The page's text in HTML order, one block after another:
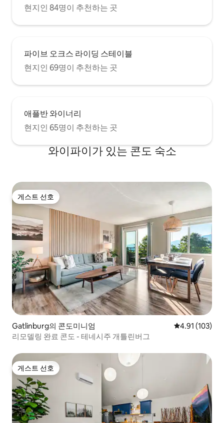
현지인 84명이 추천하는 곳
파이브 오크스 라이딩 스테이블
현지인 69명이 추천하는 곳
애플반 와이너리
현지인 65명이 추천하는 곳
와이파이가 있는 콘도 숙소
게스트 선호
게스트 선호
Gatlinburg의 콘도미니엄 평점 4.91점(5
4.91 (103)
리모델링 완료 콘도 - 테네시주 개틀린버그
게스트 선호
게스트 선호